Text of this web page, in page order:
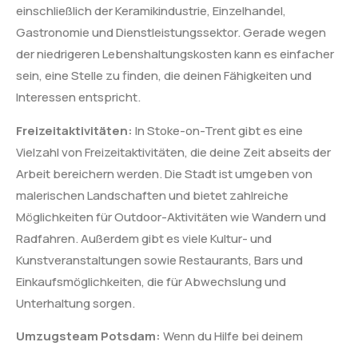
einschließlich der Keramikindustrie, Einzelhandel,
Gastronomie und Dienstleistungssektor. Gerade wegen
der niedrigeren Lebenshaltungskosten kann es einfacher
sein, eine Stelle zu finden, die deinen Fähigkeiten und
Interessen entspricht.
Freizeitaktivitäten: In Stoke-on-Trent gibt es eine
Vielzahl von Freizeitaktivitäten, die deine Zeit abseits der
Arbeit bereichern werden. Die Stadt ist umgeben von
malerischen Landschaften und bietet zahlreiche
Möglichkeiten für Outdoor-Aktivitäten wie Wandern und
Radfahren. Außerdem gibt es viele Kultur- und
Kunstveranstaltungen sowie Restaurants, Bars und
Einkaufsmöglichkeiten, die für Abwechslung und
Unterhaltung sorgen.
Umzugsteam Potsdam: Wenn du Hilfe bei deinem